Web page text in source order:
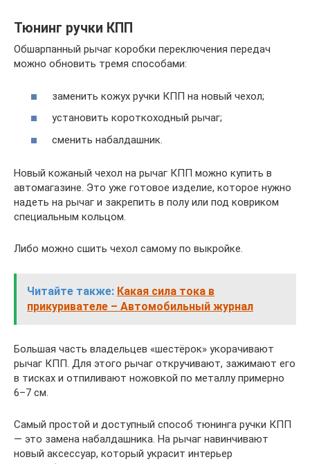
Тюнинг ручки КПП
Обшарпанный рычаг коробки переключения передач
можно обновить тремя способами:
заменить кожух ручки КПП на новый чехол;
установить короткоходный рычаг;
сменить набалдашник.
Новый кожаный чехол на рычаг КПП можно купить в
автомагазине. Это уже готовое изделие, которое нужно
надеть на рычаг и закрепить в полу или под ковриком
специальным кольцом.
Либо можно сшить чехол самому по выкройке.
Читайте также: Какая сила тока в
прикуривателе – Автомобильный журнал
Большая часть владельцев «шестёрок» укорачивают
рычаг КПП. Для этого рычаг откручивают, зажимают его
в тисках и отпиливают ножовкой по металлу примерно
6–7 см.
Самый простой и доступный способ тюнинга ручки КПП
— это замена набалдашника. На рычаг навинчивают
новый аксессуар, который украсит интерьер